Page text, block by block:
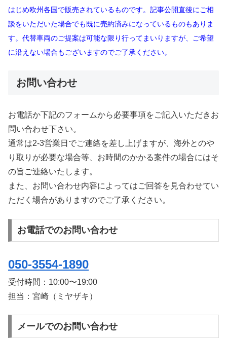
はじめ欧州各国で販売されているものです。記事公開直後にご相
談をいただいた場合でも既に売約済みになっているものもありま
す。代替車両のご提案は可能な限り行ってまいりますが、ご希望
に沿えない場合もございますのでご了承ください。
お問い合わせ
お電話か下記のフォームから必要事項をご記入いただきお
問い合わせ下さい。
通常は2-3営業日でご連絡を差し上げますが、海外とのや
り取りが必要な場合等、お時間のかかる案件の場合にはそ
の旨ご連絡いたします。
また、お問い合わせ内容によってはご回答を見合わせてい
ただく場合がありますのでご了承ください。
お電話でのお問い合わせ
050-3554-1890
受付時間： 10:00〜19:00
担当：宮崎（ミヤザキ）
メールでのお問い合わせ